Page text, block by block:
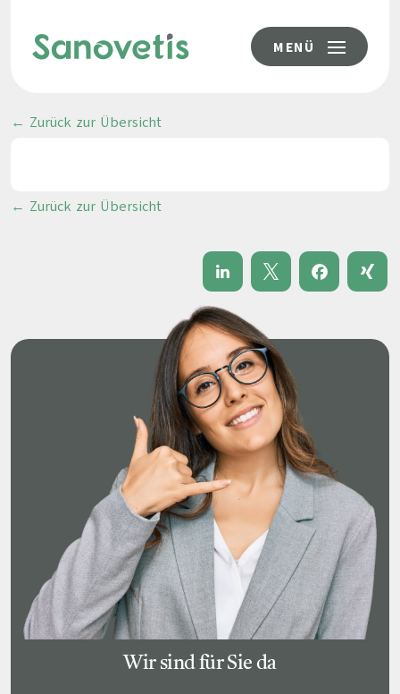
MENÜ
← Zurück zur Übersicht
← Zurück zur Übersicht
Wir sind für Sie da